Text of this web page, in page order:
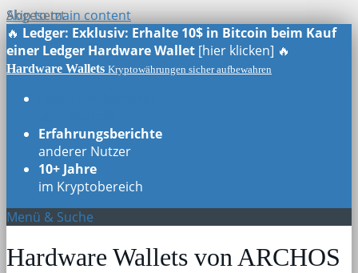
Skip to main content
🔥 Ledger: Exklusiv: Erhalte 10$ in Bitcoin beim Kauf
einer Ledger Hardware Wallet [hier klicken] 🔥
Hardware Wallets Kryptowährungen sicher aufbewahren
Erfahrungsberichte
anderer Nutzer
10+ Jahre
im Kryptobereich
Menü & Suche
Hardware Wallets von ARCHOS
Abgesetzt